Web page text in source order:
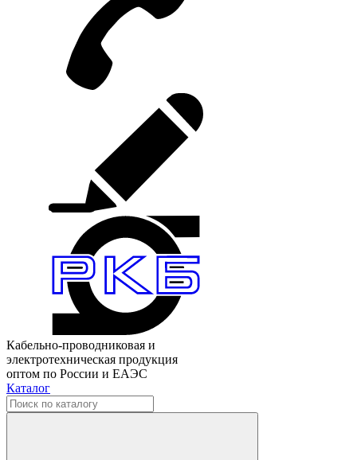
Кабельно-проводниковая и
электротехническая продукция
оптом по России и ЕАЭС
Каталог